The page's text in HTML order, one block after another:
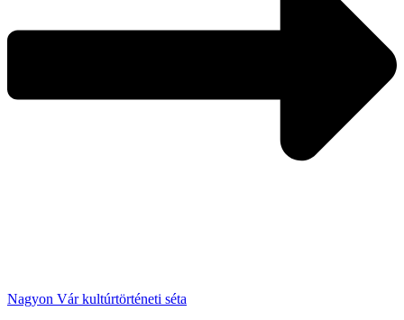
Nagyon Vár kultúrtörténeti séta